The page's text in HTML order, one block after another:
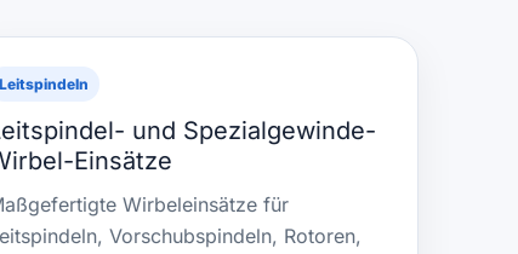
Leitspindeln
und Spezialgewinde-
Einsätze
Wirbeleinsätze für
Vorschubspindeln, Rotoren,